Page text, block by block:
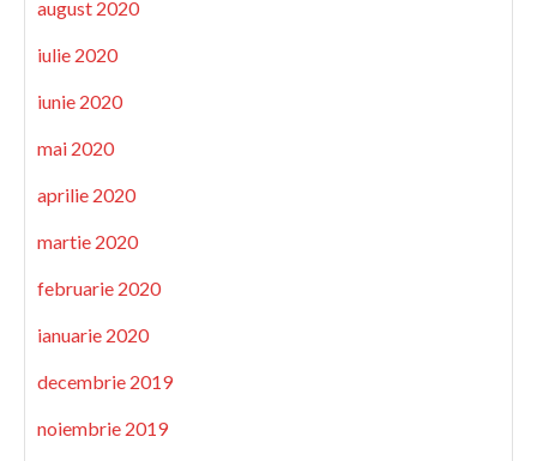
august 2020
iulie 2020
iunie 2020
mai 2020
aprilie 2020
martie 2020
februarie 2020
ianuarie 2020
decembrie 2019
noiembrie 2019